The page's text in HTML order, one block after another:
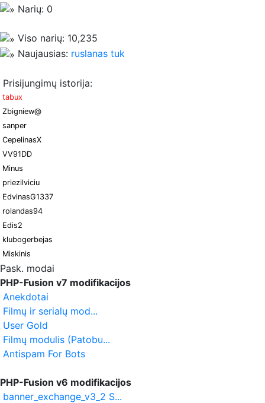
Narių: 0
Viso narių: 10,235
Naujausias: ruslanas tuk
Prisijungimų istorija:
tabux
Zbigniew@
sanper
CepelinasX
VV91DD
Minus
priezilviciu
EdvinasG1337
rolandas94
Edis2
klubogerbejas
Miskinis
Pask. modai
PHP-Fusion v7 modifikacijos
Anekdotai
Filmų ir serialų mod...
User Gold
Filmų modulis (Patobu...
Antispam For Bots
PHP-Fusion v6 modifikacijos
banner_exchange_v3_2 S...